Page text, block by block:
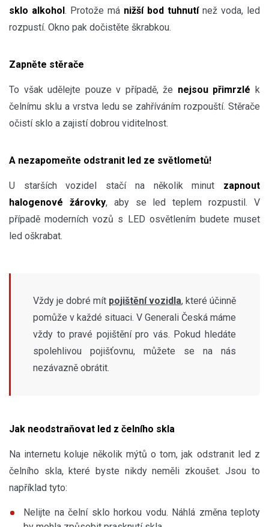
sklo alkohol. Protože má nižší bod tuhnutí než voda, led
rozpustí. Okno pak dočistěte škrabkou.
Zapněte stěrače
To však udělejte pouze v případě, že nejsou přimrzlé k
čelnímu sklu a vrstva ledu se zahříváním rozpouští. Stěrače
očistí sklo a zajistí dobrou viditelnost.
A nezapomeňte odstranit led ze světlometů!
U starších vozidel stačí na několik minut zapnout
halogenové žárovky, aby se led teplem rozpustil. V
případě moderních vozů s LED osvětlením budete muset
led oškrabat.
Vždy je dobré mít pojištění vozidla, které účinně
pomůže v každé situaci. V Generali Česká máme
vždy to pravé pojištění pro vás. Pokud hledáte
spolehlivou pojišťovnu, můžete se na nás
nezávazně obrátit.
Jak neodstraňovat led z čelního skla
Na internetu koluje několik mýtů o tom, jak odstranit led z
čelního skla, které byste nikdy neměli zkoušet. Jsou to
například tyto:
Nelijte na čelní sklo horkou vodu. Náhlá změna teploty